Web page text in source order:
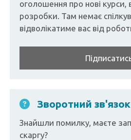
оголошення про нові курси,
розробки. Там немає
відволікатиме вас від
Зворотний зв'язок
Знайшли помилку, маєте
скаргу?